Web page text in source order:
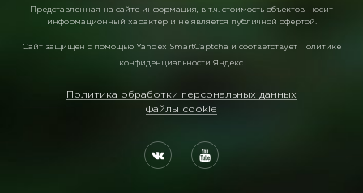
Представленная на сайте информация, в т.ч. стоимость объектов, носит
информационный характер и не является публичной офертой.
Сайт защищен с помощью Yandex SmartCaptcha и соответствует Политике
конфиденциальности Яндекс.
Политика обработки персональных данных
Файлы cookie